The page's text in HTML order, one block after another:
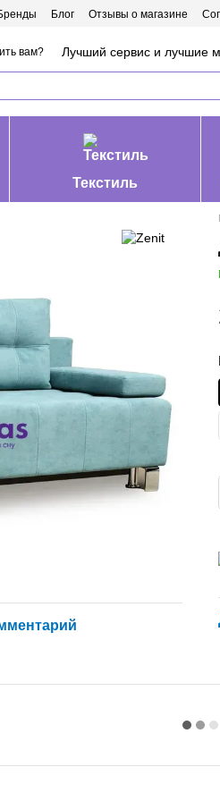
Блог Отзывы о магазине
вам? Лучший сервис и лучшие
Текстиль